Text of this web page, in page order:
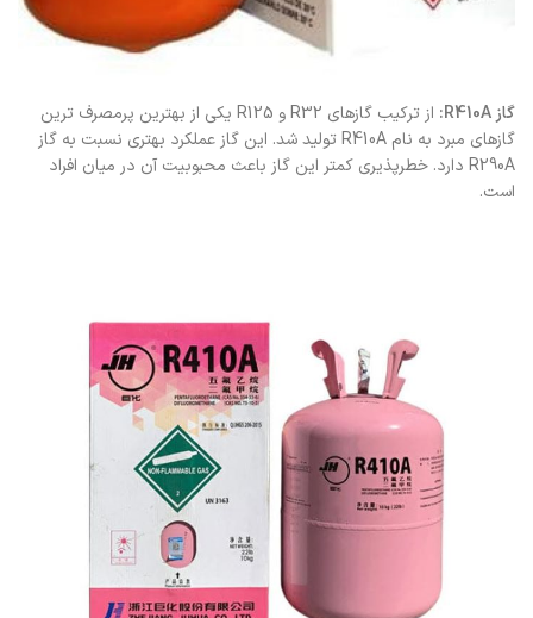
گاز R410A:
از ترکیب گازهای R32 و R125 یکی از بهترین پرمصرف ترین
گازهای مبرد به نام R410A تولید شد. این گاز عملکرد بهتری نسبت به گاز
R290A دارد. خطرپذیری کمتر این گاز باعث محبوبیت آن در میان افراد
است.